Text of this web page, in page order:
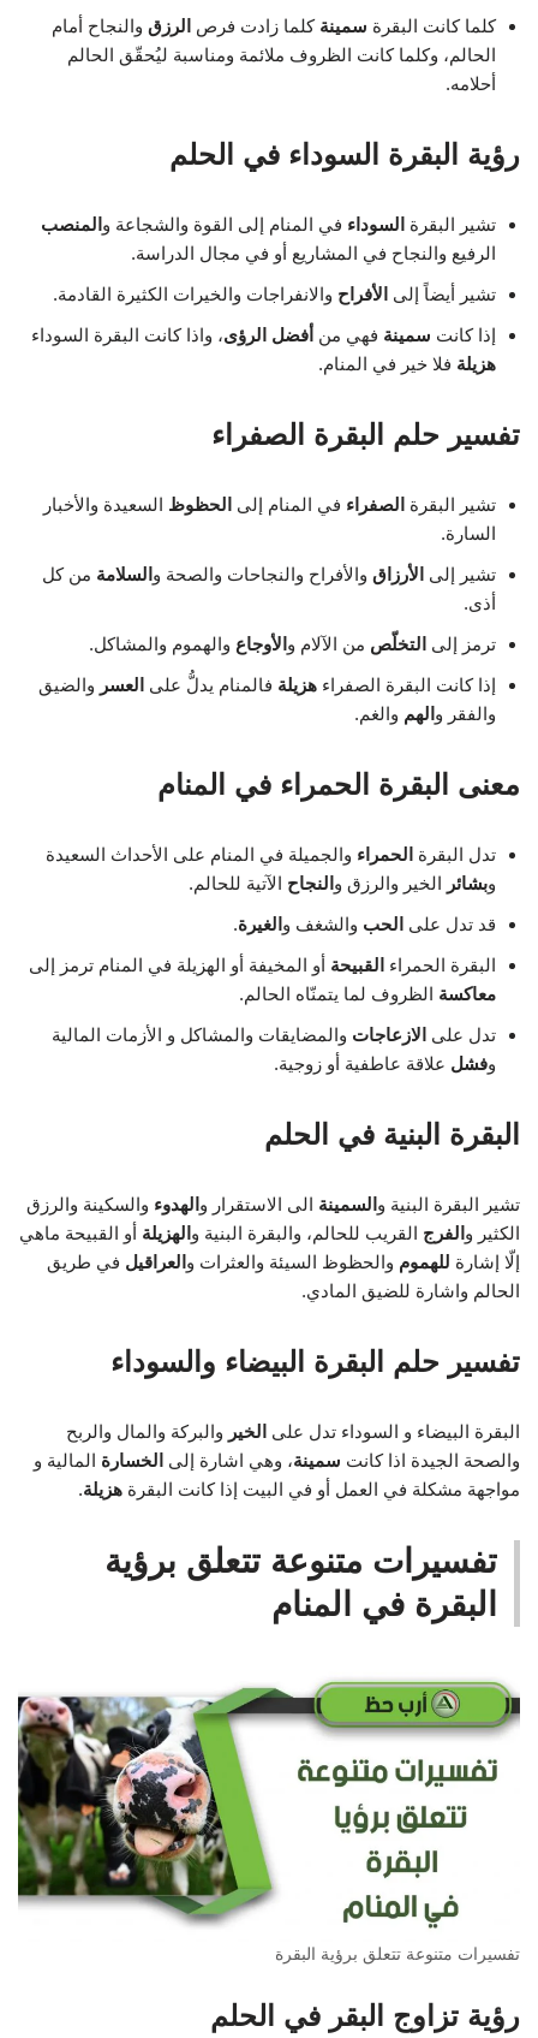
كلما كانت البقرة سمينة كلما زادت فرص الرزق والنجاح أمام
الحالم، وكلما كانت الظروف ملائمة ومناسبة ليُحقّق الحالم
أحلامه.
رؤية البقرة السوداء في الحلم
تشير البقرة السوداء في المنام إلى القوة والشجاعة و المنصب
الرفيع والنجاح في المشاريع أو في مجال الدراسة.
تشير أيضاً إلى الأفراح والانفراجات والخيرات الكثيرة القادمة.
إذا كانت سمينة فهي من أفضل الرؤى، واذا كانت البقرة السوداء
هزيلة فلا خير في المنام.
تفسير حلم البقرة الصفراء
تشير البقرة الصفراء في المنام إلى الحظوظ السعيدة والأخبار
السارة.
تشير إلى الأرزاق والأفراح والنجاحات والصحة و السلامة من كل
أذى.
ترمز إلى التخلّص من الآلام و الأوجاع والهموم والمشاكل.
إذا كانت البقرة الصفراء هزيلة فالمنام يدلُّ على العسر والضيق
والفقر و الهم والغم.
معنى البقرة الحمراء في المنام
تدل البقرة الحمراء والجميلة في المنام على الأحداث السعيدة
وبشائر الخير والرزق و النجاح الآتية للحالم.
قد تدل على الحب والشغف و الغيرة.
البقرة الحمراء القبيحة أو المخيفة أو الهزيلة في المنام ترمز إلى
معاكسة الظروف لما يتمنّاه الحالم.
تدل على الازعاجات والمضايقات والمشاكل و الأزمات المالية
وفشل علاقة عاطفية أو زوجية.
البقرة البنية في الحلم
تشير البقرة البنية و السمينة الى الاستقرار و الهدوء والسكينة والرزق
الكثير و الفرج القريب للحالم، والبقرة البنية و الهزيلة أو القبيحة ماهي
إلّا إشارة للهموم والحظوظ السيئة والعثرات و العراقيل في طريق
الحالم واشارة للضيق المادي.
تفسير حلم البقرة البيضاء والسوداء
البقرة البيضاء و السوداء تدل على الخير والبركة والمال والربح
والصحة الجيدة اذا كانت سمينة، وهي اشارة إلى الخسارة المالية و
مواجهة مشكلة في العمل أو في البيت إذا كانت البقرة هزيلة.
تفسيرات متنوعة تتعلق برؤية
البقرة في المنام
تفسيرات متنوعة تتعلق برؤية البقرة
رؤية تزاوج البقر في الحلم